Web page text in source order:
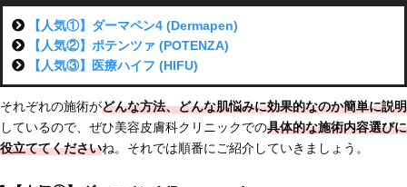
【人気①】ダーマペン4 (Dermapen)
【人気②】ポテンツァ (POTENZA)
【人気③】医療ハイフ (HIFU)
それぞれの施術がどんな方法、どんな肌悩みに効果的なのか簡単に説明
しているので、ぜひ美容皮膚科クリニックでの具体的な施術内容選びに
役立ててくださいね。それでは順番にご紹介していきましょう。